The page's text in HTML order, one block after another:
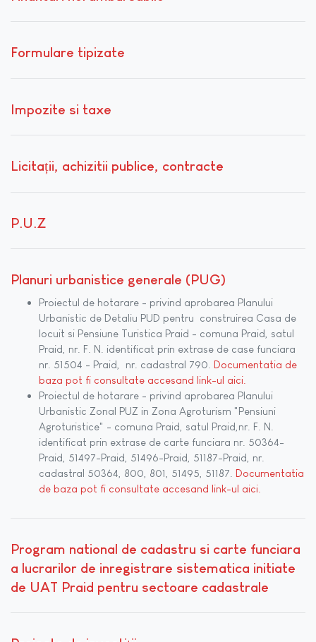
Formulare tipizate
Impozite si taxe
Licitații, achizitii publice, contracte
P.U.Z
Planuri urbanistice generale (PUG)
Proiectul de hotarare - privind aprobarea Planului
Urbanistic de Detaliu PUD pentru construirea Casa de
locuit si Pensiune Turistica Praid - comuna Praid, satul
Praid, nr. F. N. identificat prin extrase de case funciara
nr. 51504 - Praid, nr. cadastral 790. Documentatia de
baza pot fi consultate accesand link-ul aici.
Proiectul de hotarare - privind aprobarea Planului
Urbanistic Zonal PUZ in Zona Agroturism "Pensiuni
Agroturistice" - comuna Praid, satul Praid,nr. F. N.
identificat prin extrase de carte funciara nr. 50364-
Praid, 51497-Praid, 51496-Praid, 51187-Praid, nr.
cadastral 50364, 800, 801, 51495, 51187. Documentatia
de baza pot fi consultate accesand link-ul aici.
Program national de cadastru si carte funciara
a lucrarilor de inregistrare sistematica initiate
de UAT Praid pentru sectoare cadastrale